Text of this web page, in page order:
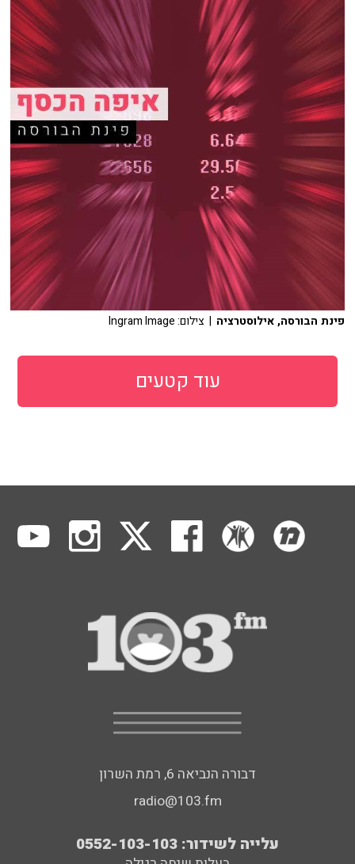
פינת הבורסה, אילוסטרציה | צילום: Ingram Image
עוד קטעים
דבורה הנביאה 6, רמת השרון
radio@103.fm
עלייה לשידור: 0552-103-103